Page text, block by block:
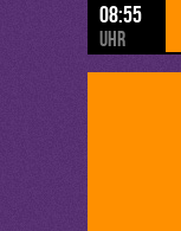
08:55
Uhr